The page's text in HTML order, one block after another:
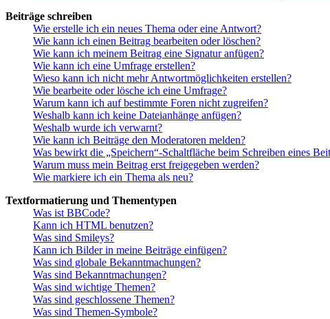
Beiträge schreiben
Wie erstelle ich ein neues Thema oder eine Antwort?
Wie kann ich einen Beitrag bearbeiten oder löschen?
Wie kann ich meinem Beitrag eine Signatur anfügen?
Wie kann ich eine Umfrage erstellen?
Wieso kann ich nicht mehr Antwortmöglichkeiten erstellen?
Wie bearbeite oder lösche ich eine Umfrage?
Warum kann ich auf bestimmte Foren nicht zugreifen?
Weshalb kann ich keine Dateianhänge anfügen?
Weshalb wurde ich verwarnt?
Wie kann ich Beiträge den Moderatoren melden?
Was bewirkt die „Speichern“-Schaltfläche beim Schreiben eines
Warum muss mein Beitrag erst freigegeben werden?
Wie markiere ich ein Thema als neu?
Textformatierung und Thementypen
Was ist BBCode?
Kann ich HTML benutzen?
Was sind Smileys?
Kann ich Bilder in meine Beiträge einfügen?
Was sind globale Bekanntmachungen?
Was sind Bekanntmachungen?
Was sind wichtige Themen?
Was sind geschlossene Themen?
Was sind Themen-Symbole?